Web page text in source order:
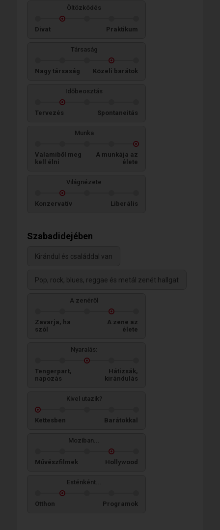
Öltözködés
Divat Praktikum
Társaság
Nagy társaság Közeli barátok
Időbeosztás
Tervezés Spontaneitás
Munka
Valamiből meg
kell élni
A munkája az
élete
Világnézete
Konzervatív Liberális
Szabadidejében
Kirándul és családdal van
Pop, rock, blues, reggae és metál zenét hallgat
A zenéről
Zavarja, ha
szól
A zene az
élete
Nyaralás:
Tengerpart,
napozás
Hátizsák,
kirándulás
Kivel utazik?
Kettesben Barátokkal
Moziban...
Művészfilmek Hollywood
Esténként...
Otthon Programok